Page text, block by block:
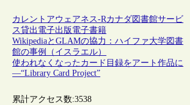
カレントアウェアネス-Rカナダ図書館サービ
ス貸出 電子出版 電子書籍
WikipediaとGLAMの協力：ハイファ大学図書
館の事例（イスラエル）
使われなくなったカード目録をアート作品に
―“Library Card Project”
累計アクセス数:3538